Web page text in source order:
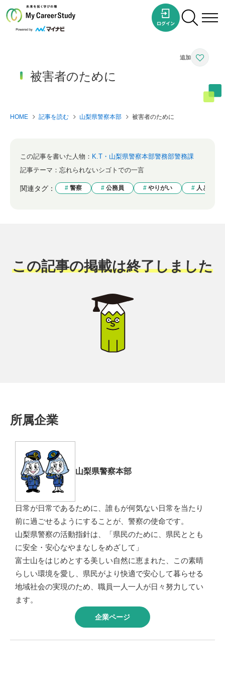
被害者のために
HOME 記事を読む 山梨県警察本部 被害者のために
この記事を書いた人物： K.T・山梨県警察本部警務部警務課
記事テーマ： 忘れられないシゴトでの一言
関連タグ： 警察 公務員 やりがい 人との繋
この記事の掲載は終了しました
所属企業
山梨県警察本部
日常が日常であるために、誰もが何気ない日常を当たり
前に過ごせるようにすることが、警察の使命です。
山梨県警察の活動指針は、「県民のために、県民ととも
に安全・安心なやまなしをめざして」
富士山をはじめとする美しい自然に恵まれた、この素晴
らしい環境を愛し、県民がより快適で安心して暮らせる
地域社会の実現のため、職員一人一人が日々努力してい
ます。
企業ページ